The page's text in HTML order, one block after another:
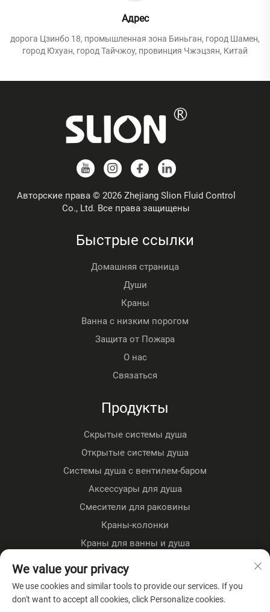
Адрес
дорога Цзинбо 18, промышленная зона Биньган, город Шамен,
город Юхуан, город Тайчжоу, провинция Чжэцзян, Китай
Авторские права © 2026 Zhejiang Slion Fluid Control
Co., Ltd. Все права защищены
Быстрые ссылки
Домашняя страница
Души
Краны
Ванна с низким порогом
Защита от Пожара
О нас
Связаться
Продукты
Скрытые системы душа
Открытые системы душа
Системы душа с вентилем-баром
Аксессуары для душа
Смесители для раковины
Краны-колонки
Краны для ванны и душа
Напольные краны
Кухонные краны
We value your privacy
We use cookies and similar tools to provide our services. If you
don't want to accept all cookies, click Personalize cookies.